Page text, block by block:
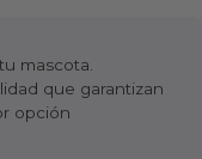
mascota.
que garantizan
opción